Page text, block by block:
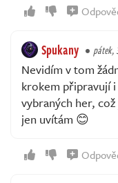
Spukany pátek,
Nevidím v tom
krokem připravují
vybraných her,
jen uvítám 😊